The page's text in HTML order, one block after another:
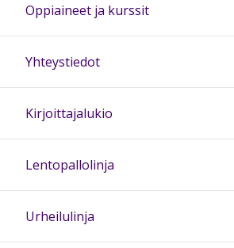
Oppiaineet ja kurssit
Yhteystiedot
Kirjoittajalukio
Lentopallolinja
Urheilulinja